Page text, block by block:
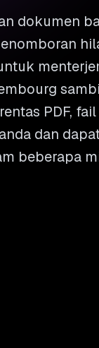
dokumen
PDF,
dan
beberapa